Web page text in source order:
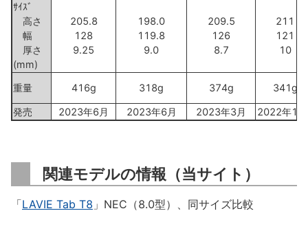
ｻｲｽﾞ
高さ
幅
厚さ
(mm)
205.8
128
9.25
198.0
119.8
9.0
209.5
126
8.7
211
121
10
重量 416g 318g 374g 341g
発売 2023年6月 2023年6月 2023年3月 2022年12
関連モデルの情報（当サイト）
「LAVIE Tab T8 」NEC（8.0型）、同サイズ比較